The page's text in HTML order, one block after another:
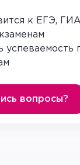
жанрам или
с
в
к ЕГЭ,
успеваемость
вопросы?